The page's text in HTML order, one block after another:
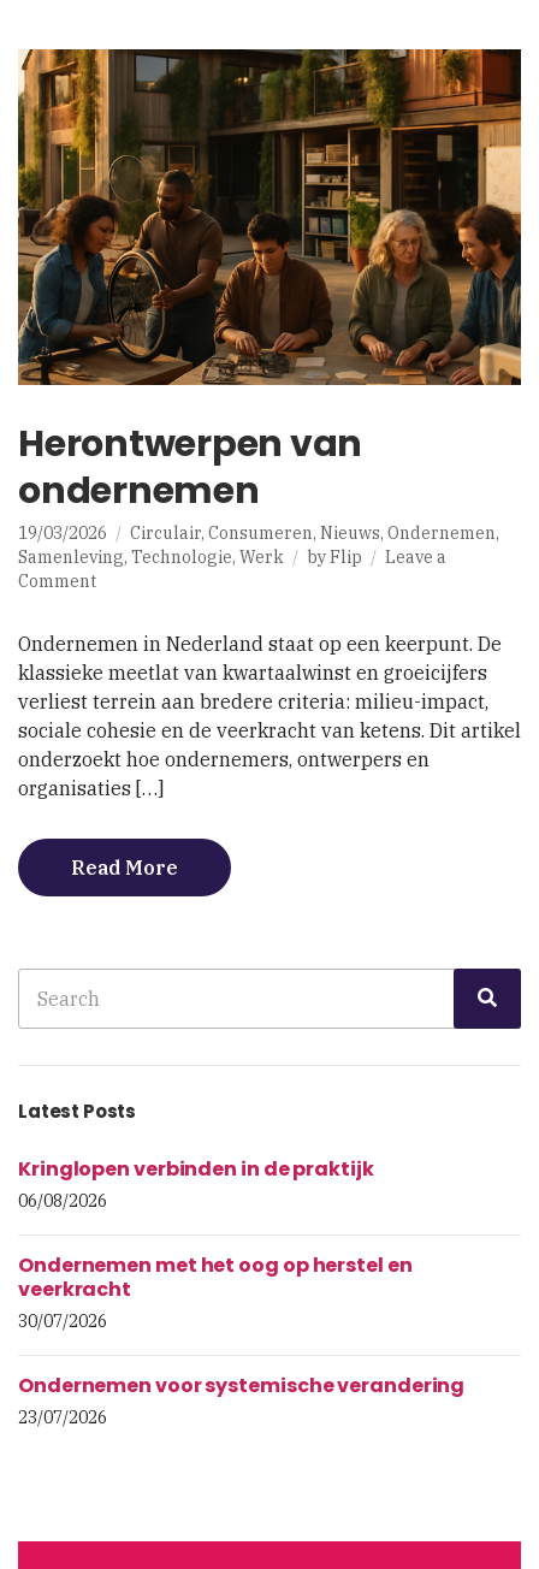
Herontwerpen van
ondernemen
19/03/2026 Circulair, Consumeren, Nieuws, Ondernemen,
Samenleving, Technologie, Werk byFlip
Leave a
Commenton
ondernemen
Ondernemen in Nederland staat op een keerpunt. De
klassieke meetlat van kwartaalwinst en groeicijfers
verliest terrein aan bredere criteria: milieu-impact,
sociale cohesie en de veerkracht van ketens. Dit artikel
onderzoekt hoe ondernemers, ontwerpers en
organisaties […]
Read More
Search
for:
Latest Posts
Kringlopen verbinden in de praktijk
06/08/2026
Ondernemen met het oog op herstel en
veerkracht
30/07/2026
Ondernemen voor systemische verandering
23/07/2026